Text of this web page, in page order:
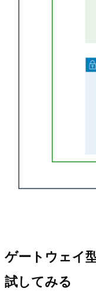
ゲートウェイ
試してみる